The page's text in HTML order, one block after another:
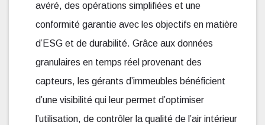
avéré, des opérations simplifiées et une
conformité garantie avec les objectifs en matière
d’ESG et de durabilité. Grâce aux données
granulaires en temps réel provenant des
capteurs, les gérants d’immeubles bénéficient
d’une visibilité qui leur permet d’optimiser
l’utilisation, de contrôler la qualité de l’air intérieur